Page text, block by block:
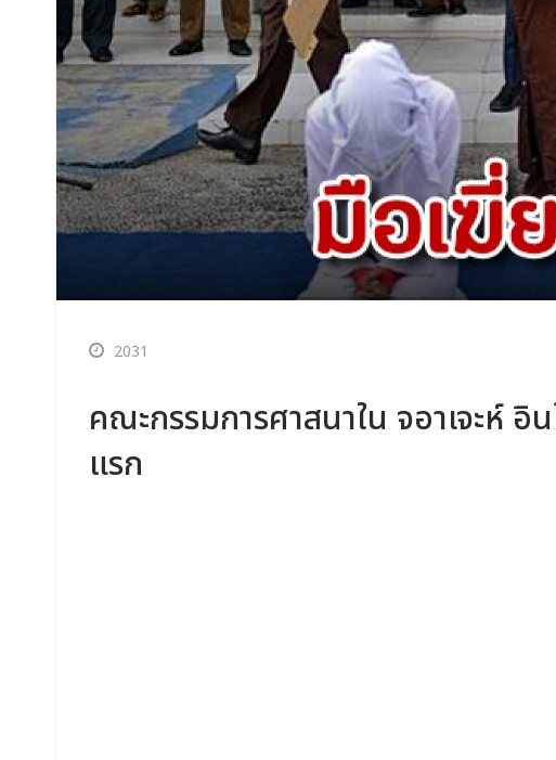
2031
คณะกรรมการศาสนาใน จอาเจะห์
แรก